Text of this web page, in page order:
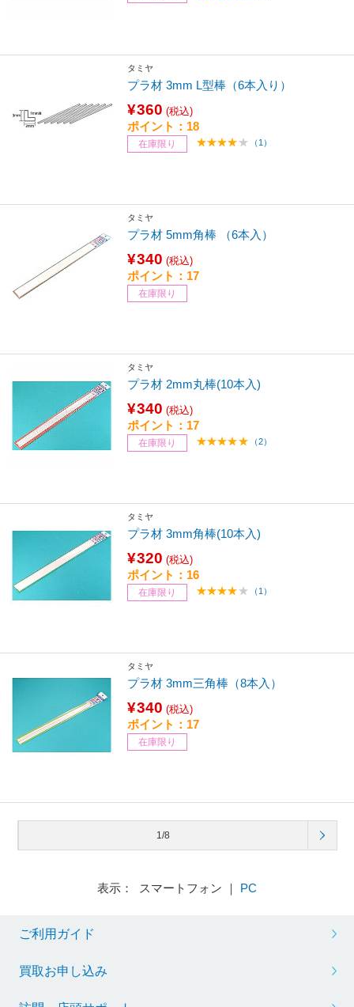
タミヤ
プラ材 3mm L型棒（6本入り）
¥360 (税込)
ポイント：18
在庫限り （1）
タミヤ
プラ材 5mm角棒 （6本入）
¥340 (税込)
ポイント：17
在庫限り
タミヤ
プラ材 2mm丸棒(10本入)
¥340 (税込)
ポイント：17
在庫限り （2）
タミヤ
プラ材 3mm角棒(10本入)
¥320 (税込)
ポイント：16
在庫限り （1）
タミヤ
プラ材 3mm三角棒（8本入）
¥340 (税込)
ポイント：17
在庫限り
1/8
表示： スマートフォン ｜ PC
ご利用ガイド
買取お申し込み